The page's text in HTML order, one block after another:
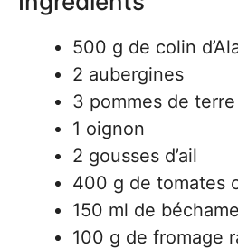
500 g de colin
2 aubergines
3 pommes de terre
1 oignon
2 gousses d’ail
400 g de tomates
150 ml de
100 g de fromage